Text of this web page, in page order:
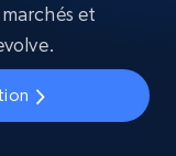
et